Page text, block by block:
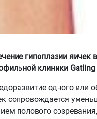
гипоплазии
клиники Gatling
одного или
сопровождается
полового